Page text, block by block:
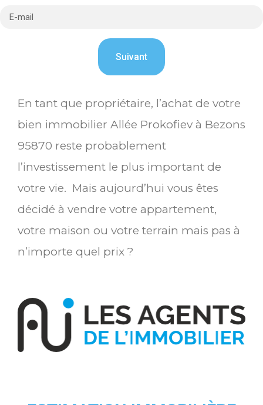
En tant que propriétaire, l’achat de votre
bien immobilier Allée Prokofiev à Bezons
95870 reste probablement
l’investissement le plus important de
votre vie. Mais aujourd’hui vous êtes
décidé à vendre votre appartement,
votre maison ou votre terrain mais pas à
n’importe quel prix ?